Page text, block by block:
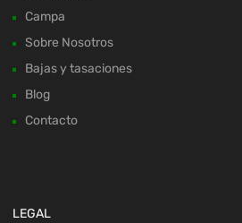
Campa
Sobre Nosotros
Bajas y tasaciones
Blog
Contacto
LEGAL